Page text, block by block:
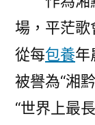
場，平茫
從每包養年
被譽為“湘
“世界上最